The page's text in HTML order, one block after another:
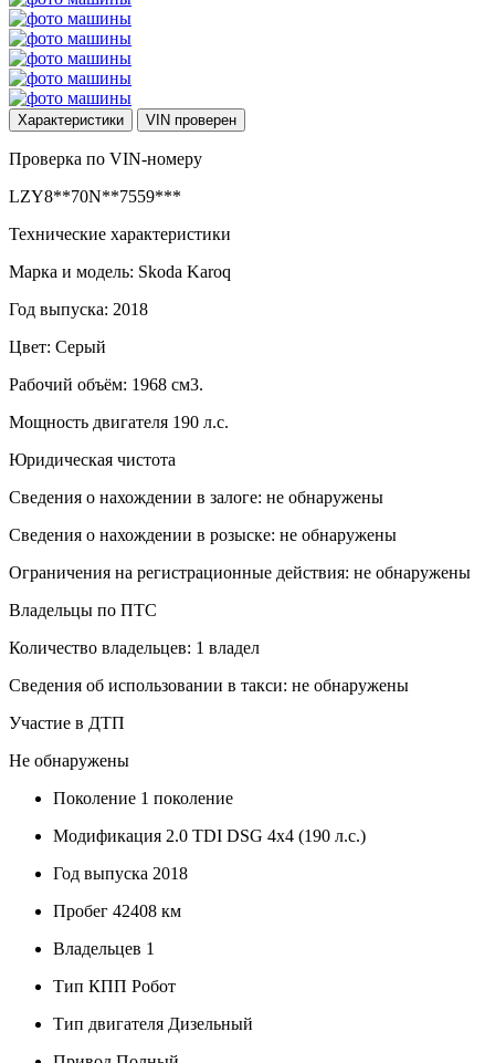
Характеристики VIN проверен
Проверка по VIN-номеру
LZY8**70N**7559***
Технические характеристики
Марка и модель: Skoda Karoq
Год выпуска: 2018
Цвет: Серый
Рабочий объём: 1968 см3.
Мощность двигателя 190 л.с.
Юридическая чистота
Сведения о нахождении в залоге: не обнаружены
Сведения о нахождении в розыске: не обнаружены
Ограничения на регистрационные действия: не обнаружены
Владельцы по ПТС
Количество владельцев: 1 владел
Сведения об использовании в такси: не обнаружены
Участие в ДТП
Не обнаружены
Поколение 1 поколение
Модификация 2.0 TDI DSG 4x4 (190 л.с.)
Год выпуска 2018
Пробег 42408 км
Владельцев 1
Тип КПП Робот
Тип двигателя Дизельный